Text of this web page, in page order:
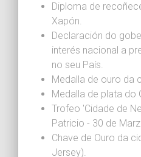
Diploma de
Xapón.
Declaración do
interés nacional a
no seu País.
Medalla de ouro da
Medalla de plata do
Trofeo 'Cidade de
Patricio - 30 de
Chave de Ouro da
Jersey).